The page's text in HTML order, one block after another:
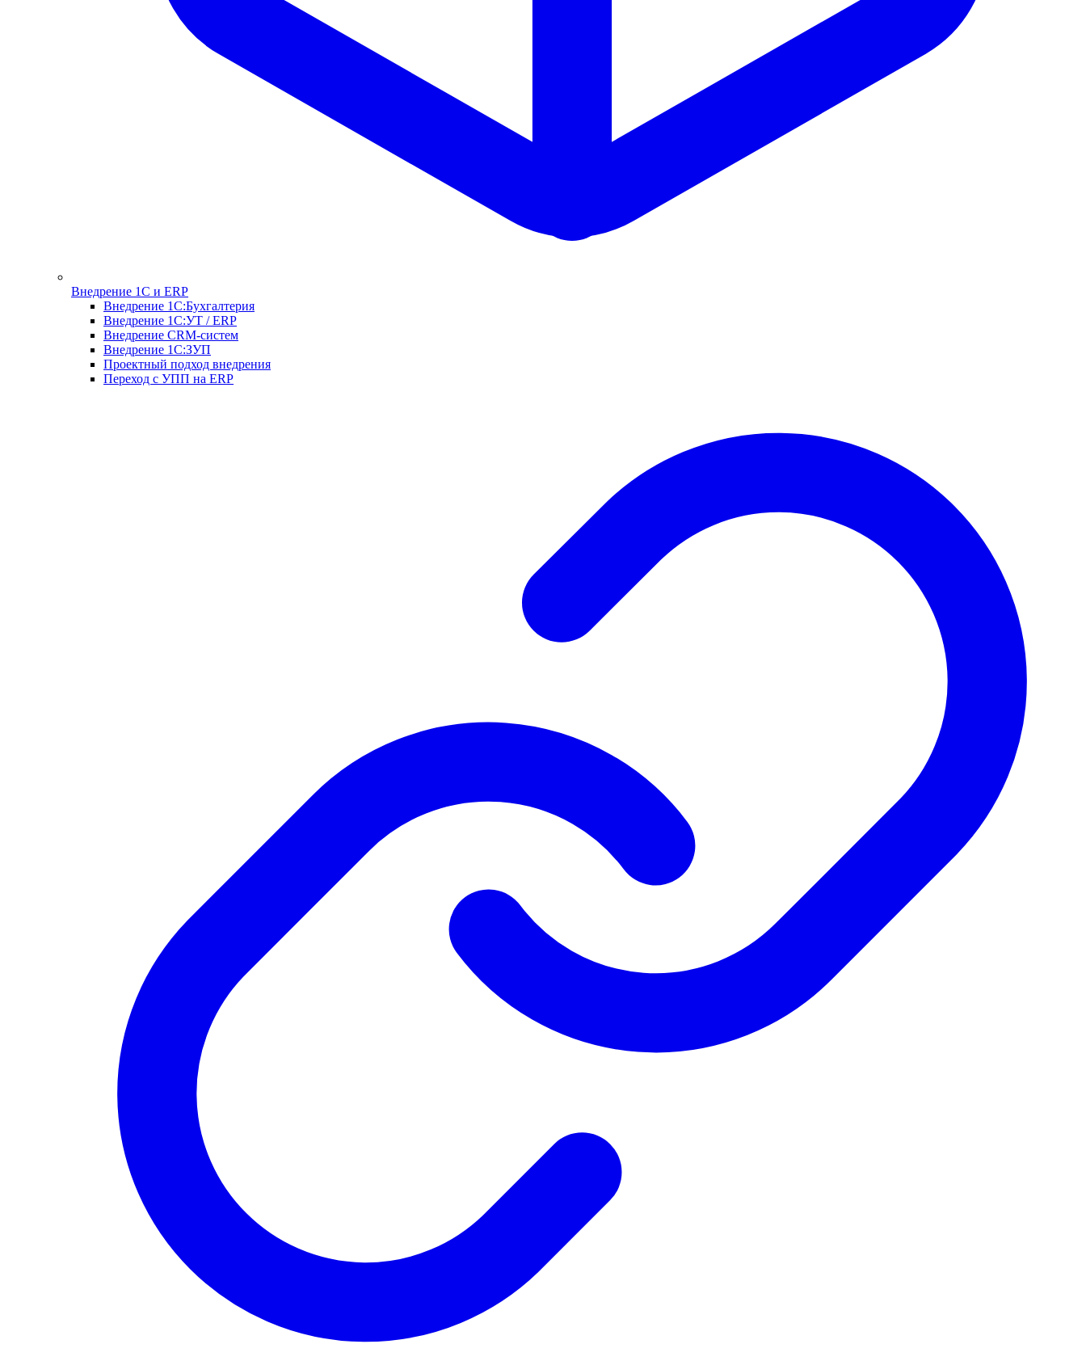
Внедрение 1С и ERP
Внедрение 1С:Бухгалтерия
Внедрение 1С:УТ / ERP
Внедрение CRM-систем
Внедрение 1С:ЗУП
Проектный подход внедрения
Переход с УПП на ERP